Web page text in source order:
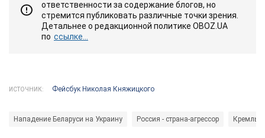
ответственности за содержание блогов, но
стремится публиковать различные точки зрения.
Детальнее о редакционной политике OBOZ.UA
по ссылке...
ИСТОЧНИК: Фейсбук Николая Княжицкого
Нападение Беларуси на Украину Россия - страна-агрессор Кремль